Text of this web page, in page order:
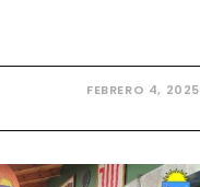
FEBRERO 4, 2025